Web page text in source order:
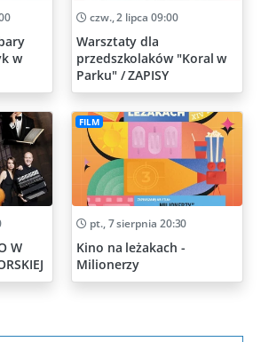
w
czw., 2 lipca 09:00
Warsztaty dla
przedszkolaków "Koral w
Parku" / ZAPISY
W
FILM
pt., 7 sierpnia 20:30
Kino na leżakach -
Milionerzy